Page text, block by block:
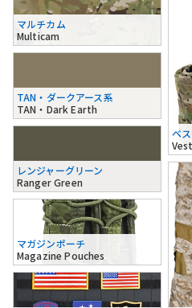
マルチカム
Multicam
TAN・ダークアース系
TAN・Dark Earth
レンジャーグリーン
Ranger Green
ベ
マガジンポーチ
Magazine Pouches